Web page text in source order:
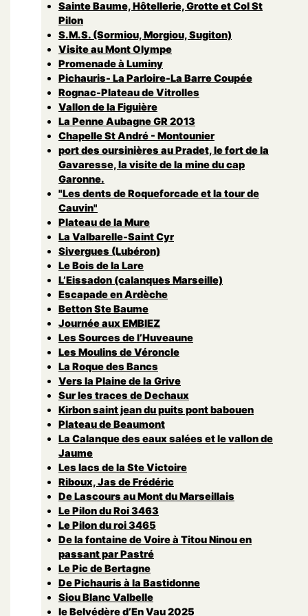
Sainte Baume, Hôtellerie, Grotte et Col St
Pilon
S.M.S. (Sormiou, Morgiou, Sugiton)
Visite au Mont Olympe
Promenade à Luminy
Pichauris- La Parloire-La Barre Coupée
Rognac-Plateau de Vitrolles
Vallon de la Figuière
La Penne Aubagne GR 2013
Chapelle St André - Montounier
port des oursinières au Pradet, le fort de la
Gavaresse, la visite de la mine du cap
Garonne.
"Les dents de Roqueforcade et la tour de
Cauvin"
Plateau de la Mure
La Valbarelle-Saint Cyr
Sivergues (Lubéron)
Le Bois de la Lare
L’Eissadon (calanques Marseille)
Escapade en Ardèche
Betton Ste Baume
Journée aux EMBIEZ
Les Sources de l’Huveaune
Les Moulins de Véroncle
La Roque des Bancs
Vers la Plaine de la Grive
Sur les traces de Dechaux
Kirbon saint jean du puits pont babouen
Plateau de Beaumont
La Calanque des eaux salées et le vallon de
Jaume
Les lacs de la Ste Victoire
Riboux, Jas de Frédéric
De Lascours au Mont du Marseillais
Le Pilon du Roi 3463
Le Pilon du roi 3465
De la fontaine de Voire à Titou Ninou en
passant par Pastré
Le Pic de Bertagne
De Pichauris à la Bastidonne
Siou Blanc Valbelle
le Belvédère d’En Vau 2025